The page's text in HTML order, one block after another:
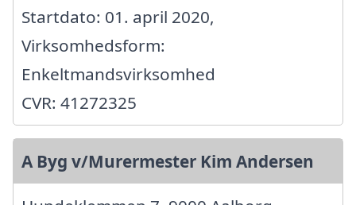
Startdato: 01. april 2020,
Virksomhedsform:
Enkeltmandsvirksomhed
CVR: 41272325
A Byg v/Murermester Kim Andersen